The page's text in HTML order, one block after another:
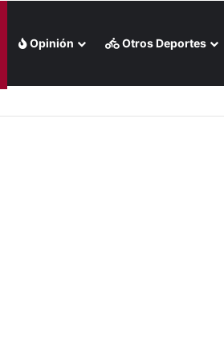
Opinión Otros Deportes